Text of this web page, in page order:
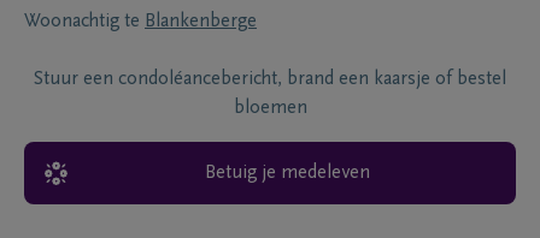
Woonachtig te Blankenberge
Stuur een condoléancebericht, brand een kaarsje of bestel
bloemen
Betuig je medeleven